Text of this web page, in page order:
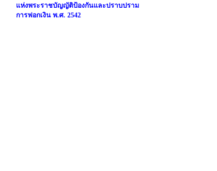
แห่งพระราชบัญญัติป้องกันและปราบปราม
การฟอกเงิน พ.ศ. 2542